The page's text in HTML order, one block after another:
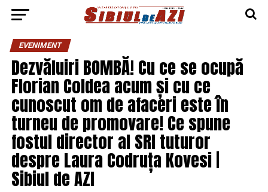
EVENIMENT
Dezvăluiri BOMBĂ! Cu ce se ocupă
Florian Coldea acum și cu ce
cunoscut om de afaceri este în
turneu de promovare! Ce spune
fostul director al SRI tuturor
despre Laura Codruța Kovesi |
Sibiul de AZI